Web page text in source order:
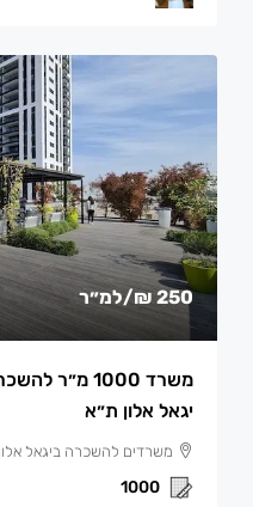
250 ₪ /למ״ר
משרד 1000
יגאל אלון ת״א
משרדים להשכרה ביגאל אלון
1000